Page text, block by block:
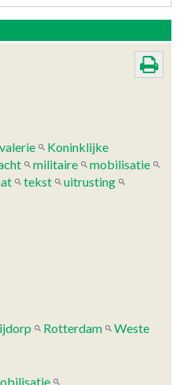
Koninklijke
militaire
mobilisatie
tekst uitrusting
Rotterdam
Weste